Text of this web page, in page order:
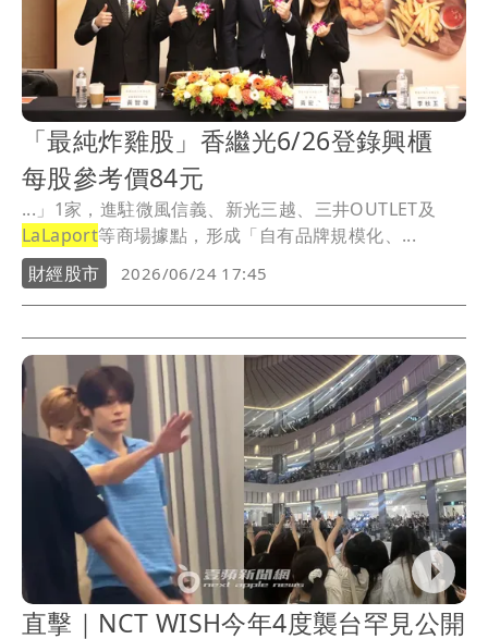
「最純炸雞股」香繼光6/26登錄興櫃
每股參考價84元
...」1家，進駐微風信義、新光三越、三井OUTLET及
LaLaport等商場據點，形成「自有品牌規模化、...
財經股市
2026/06/24 17:45
直擊｜NCT WISH今年4度襲台罕見公開